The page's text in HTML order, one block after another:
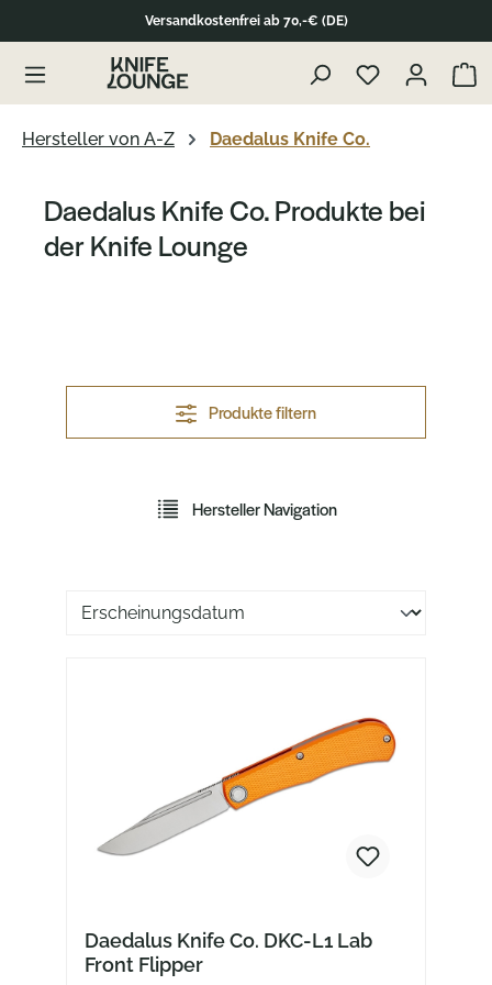
Versandkostenfrei ab 70,-€ (DE)
Hersteller von A-Z Daedalus Knife Co.
Daedalus Knife Co. Produkte bei
der Knife Lounge
Produkte filtern
Hersteller Navigation
Daedalus Knife Co. DKC-L1 Lab
Front Flipper